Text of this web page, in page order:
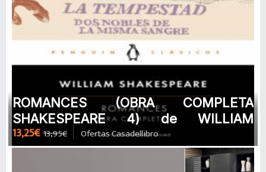
ROMANCES (OBRA COMPLETA
SHAKESPEARE 4) de WILLIAM
SHAKESPEARE
13,25€ 13,95€ Ofertas Casadellibro